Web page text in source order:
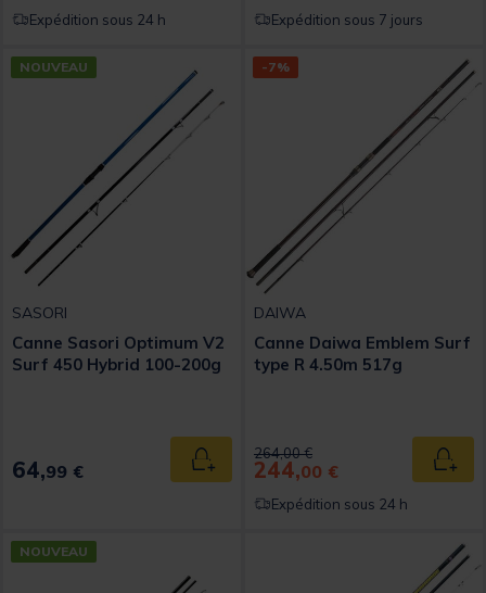
Expédition sous 24 h Expédition sous 7 jours
NOUVEAU
SASORI
Canne Sasori Optimum V2
Surf 450 Hybrid 100-200g
64,99 € Ajouter au panier
-7%
DAIWA
Canne Daiwa Emblem Surf
type R 4.50m 517g
Price reduced from
264,00 €to
244,00 €
Expédition sous 24 h
NOUVEAU